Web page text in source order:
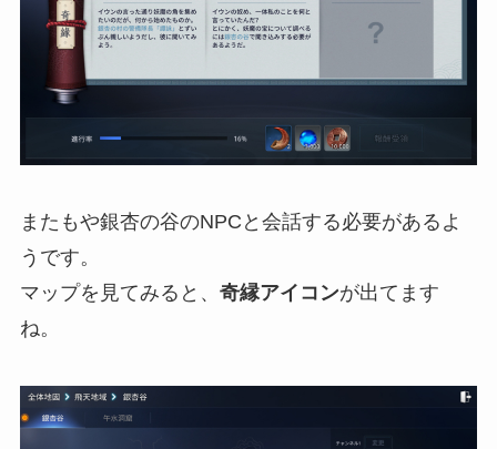
またもや銀杏の谷のNPCと会話する必要があるよ
うです。
マップを見てみると、 奇縁アイコンが出てます
ね。